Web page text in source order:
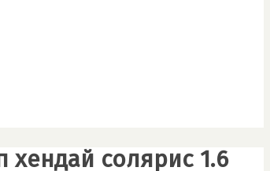
солярис 1.6